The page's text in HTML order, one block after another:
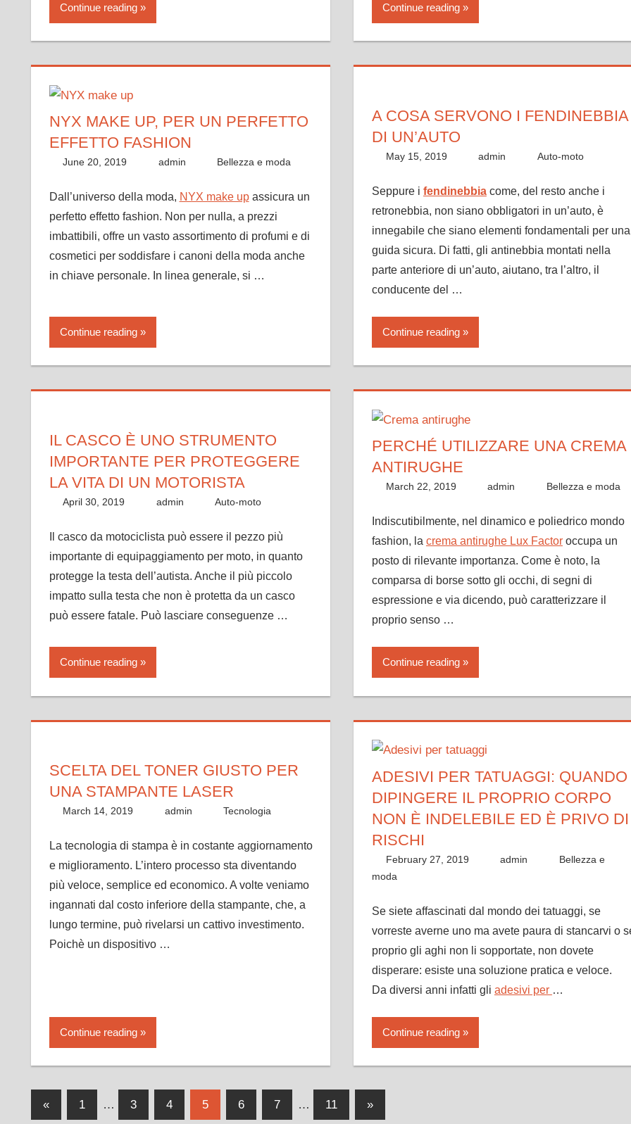
Continue reading Continue reading
NYX MAKE UP, PER UN PERFETTO
EFFETTO FASHION
June 20, 2019 admin Bellezza e moda
Dall’universo della moda, NYX make upassicura un
perfetto effetto fashion. Non per nulla, a prezzi
imbattibili, offre un vasto assortimento di profumi e di
cosmetici per soddisfare i canoni della moda anche
in chiave personale. In linea generale, si …
Continue reading
A COSA SERVONO I FENDINEBBIA
DI UN’AUTO
May 15, 2019 admin Auto-moto
Seppure i fendinebbiacome, del resto anche i
retronebbia, non siano obbligatori in un’auto, è
innegabile che siano elementi fondamentali per una
guida sicura. Di fatti, gli antinebbia montati nella
parte anteriore di un’auto, aiutano, tra l’altro, il
conducente del …
Continue reading
IL CASCO È UNO STRUMENTO
IMPORTANTE PER PROTEGGERE
LA VITA DI UN MOTORISTA
April 30, 2019 admin Auto-moto
Il casco da motociclista può essere il pezzo più
importante di equipaggiamento per moto, in quanto
protegge la testa dell’autista. Anche il più piccolo
impatto sulla testa che non è protetta da un casco
può essere fatale. Può lasciare conseguenze …
Continue reading
PERCHÉ UTILIZZARE UNA CREMA
ANTIRUGHE
March 22, 2019 admin Bellezza e moda
Indiscutibilmente, nel dinamico e poliedrico mondo
fashion, la crema antirughe Lux Factoroccupa un
posto di rilevante importanza. Come è noto, la
comparsa di borse sotto gli occhi, di segni di
espressione e via dicendo, può caratterizzare il
proprio senso …
Continue reading
SCELTA DEL TONER GIUSTO PER
UNA STAMPANTE LASER
March 14, 2019 admin Tecnologia
La tecnologia di stampa è in costante aggiornamento
e miglioramento. L’intero processo sta diventando
più veloce, semplice ed economico. A volte veniamo
ingannati dal costo inferiore della stampante, che, a
lungo termine, può rivelarsi un cattivo investimento.
Poichè un dispositivo …
Continue reading
ADESIVI PER TATUAGGI: QUANDO
DIPINGERE IL PROPRIO CORPO
NON È INDELEBILE ED È PRIVO DI
RISCHI
February 27, 2019 admin
Bellezza e
moda
Se siete affascinati dal mondo dei tatuaggi, se
vorreste averne uno ma avete paura di stancarvi o
proprio gli aghi non li sopportate, non dovete
disperare: esiste una soluzione pratica e veloce.
Da diversi anni infatti gli adesivi per …
Continue reading
Posts
«Previous
1 … 3 4 5 6 7 … 11
Next
»